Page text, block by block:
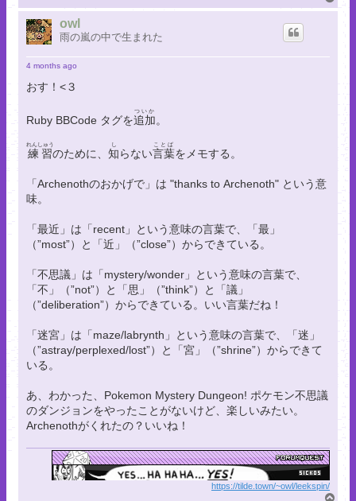
o
owl
雨の嵐の中で生まれた
4 months ago
おす！<３
Ruby BBCode タグを追加
ついか
。
練習
れんしゅう
のために、 知
し
らない言葉
ことば
をメモする。
「Archenothのおかげで」は "thanks to Archenoth" という意
味。
「最近」は「recent」という意味の言葉で、「最」
（”most”）と「近」（”close”）からできている。
「不思議」は「mystery/wonder」という意味の言葉で、
「不」（”not”）と「思」（”think”）と「議」
（”deliberation”）からできている。いい言葉だね！
「迷宮」は「maze/labrynth」という意味の言葉で、「迷」
（”astray/perplexed/lost”）と「宮」（”shrine”）からできて
いる。
あ、わかった、Pokemon Mystery Dungeon! ポケモン不思議
のダンジョンをやったことがないけど、楽しいみたい。
Archenothがくれたの？いいね！
https://tilde.town/~owl/leekspin/